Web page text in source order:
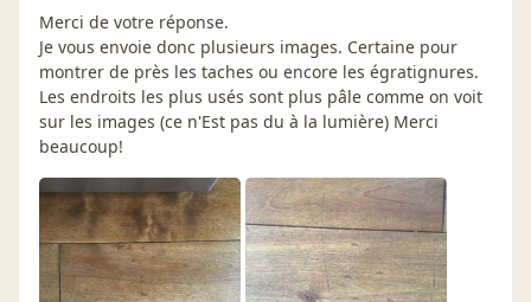
Merci de votre réponse.
Je vous envoie donc plusieurs images. Certaine pour
montrer de près les taches ou encore les égratignures.
Les endroits les plus usés sont plus pâle comme on voit
sur les images (ce n'Est pas du à la lumière) Merci
beaucoup!